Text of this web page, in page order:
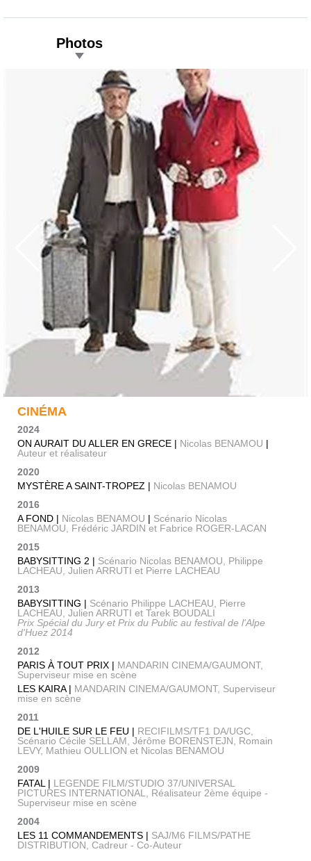
Photos
CINÉMA
2024
ON AURAIT DU ALLER EN GRECE | Nicolas BENAMOU |
Auteur et réalisateur
2020
MYSTÈRE A SAINT-TROPEZ | Nicolas BENAMOU
2016
A FOND | Nicolas BENAMOU | Scénario Nicolas
BENAMOU, Frédéric JARDIN et Fabrice ROGER-LACAN
2015
BABYSITTING 2 | Scénario Nicolas BENAMOU, Philippe
LACHEAU, Julien ARRUTI et Pierre LACHEAU
2013
BABYSITTING | Scénario Philippe LACHEAU, Pierre
LACHEAU, Julien ARRUTI et Tarek BOUDALI
Prix Spécial du Jury et Prix du Public au festival de l'Alpe
d'Huez 2014
2012
PARIS À TOUT PRIX | MANDARIN CINEMA/GAUMONT,
Superviseur mise en scène
LES KAIRA | MANDARIN CINEMA/GAUMONT, Superviseur
mise en scène
2011
DE L'HUILE SUR LE FEU | RECIFILMS/TF1 DA/UGC,
Scénario Cécile SELLAM, Jérôme BORENSTEJN, Romain
LEVY, Mathieu OULLION et Nicolas BENAMOU
2009
FATAL | LEGENDE FILM/STUDIO 37/UNIVERSAL
PICTURES INTERNATIONAL, Réalisateur 2ème équipe -
Superviseur mise en scène
2004
LES 11 COMMANDEMENTS | SAJ/M6 FILMS/PATHE
DISTRIBUTION, Cadreur - Co-Auteur